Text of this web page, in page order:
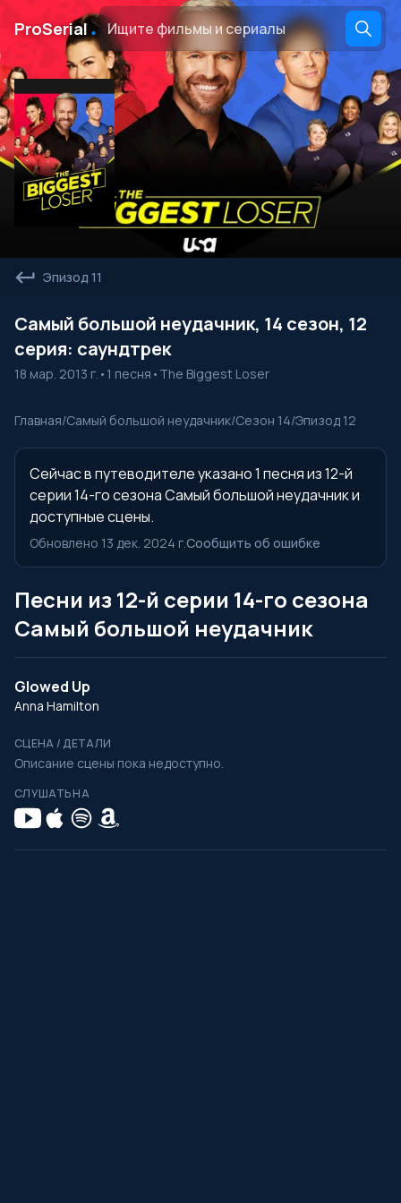
ProSerial․
Эпизод 11
Самый большой неудачник, 14 сезон, 12
серия: саундтрек
18 мар. 2013 г. • 1 песня • The Biggest Loser
Главная/Самый большой неудачник/Сезон 14/Эпизод 12
Сейчас в путеводителе указано 1 песня из 12-й
серии 14-го сезона Самый большой неудачник и
доступные сцены.
Обновлено 13 дек. 2024 г.Сообщить об ошибке
Песни из 12-й серии 14-го сезона
Самый большой неудачник
Glowed Up
Anna Hamilton
СЦЕНА / ДЕТАЛИ
Описание сцены пока недоступно.
СЛУШАТЬ НА